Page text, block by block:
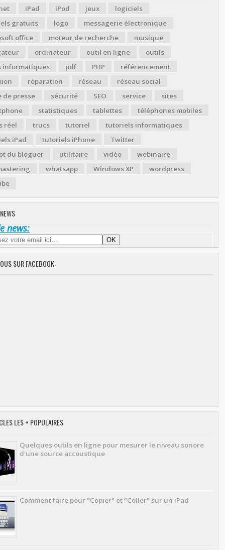
iPad iPod jeux
logiciels
gratuits
logo
messagerie électronique
office
moteur de recherche
musique
ordinateur outil en ligne
outils
informatiques
pdf PHP
référencement
réparation réseau
réseau social
de presse
sécurité SEO service
sites
statistiques tablettes
téléphones mobiles
réel
trucs tutoriel
tutoriels informatiques
iPad
tutoriels iPhone
Twitter
du bloguer
utilitaire vidéo
webinaire
whatsapp Windows XP
wordpress
news:
SUR FACEBOOK:
LES + POPULAIRES
Quelques outils en ligne pour mesurer le niveau sonore
d'une source accoustique
Comment faire pour "Copier" et "Coller" sur un iPad